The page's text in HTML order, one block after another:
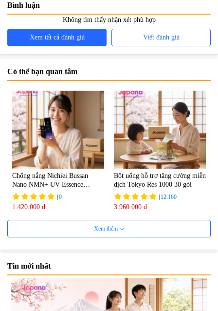
Bình luận
Không tìm thấy nhận xét phù hợp
Xem tất cả đánh giá Viết đánh giá
Có thể bạn quan tâm
Chống nắng Nichiei Bussan
Nano NMN+ UV Essence
Luxury SPF50+ PA++++ 60g
|0
1.420.000 đ
Bột uống hỗ trợ tăng cường miễn
dịch Tokyo Res 1000 30 gói
| 12.160
3.960.000 đ
Viên uống đông trùng hạ thảo hỗ
Mặt Nạ Nichiei Bussan Nano
Xem thêm
Tin mới nhất